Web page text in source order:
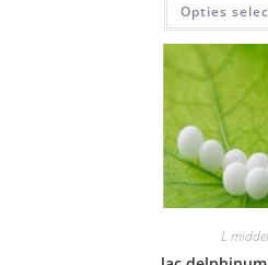
Opties
L middel